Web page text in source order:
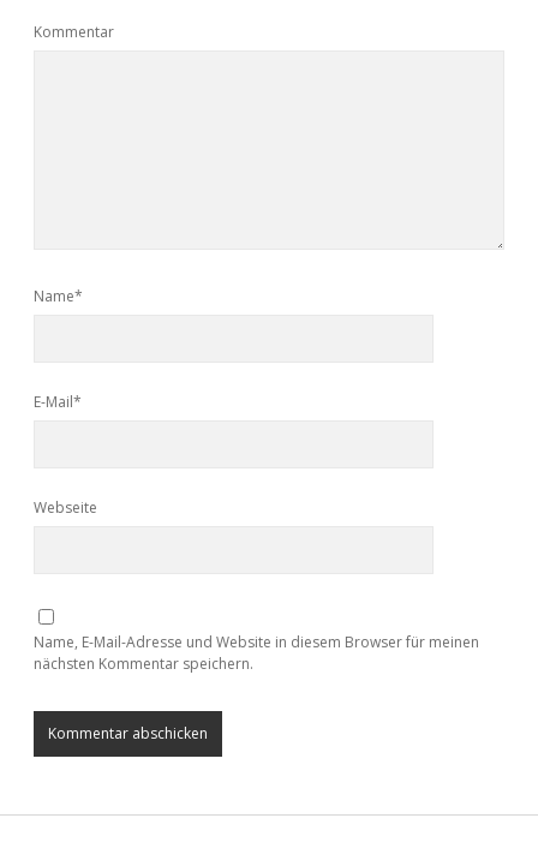
Kommentar
Name*
E-Mail*
Webseite
Name, E-Mail-Adresse und Website in diesem Browser für meinen
nächsten Kommentar speichern.